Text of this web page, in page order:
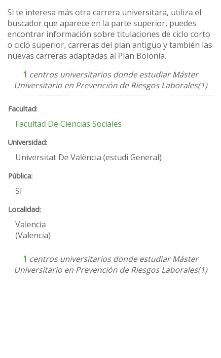
Si te interesa más otra carrera universitara, utiliza el
buscador que aparece en la parte superior, puedes
encontrar información sobre titulaciones de ciclo corto
o ciclo superior, carreras del plan antiguo y también las
nuevas carreras adaptadas al Plan Bolonia.
1 centros universitarios donde estudiar Máster
Universitario en Prevención de Riesgos Laborales(1)
Facultad De Ciencias Sociales
Universitat De València (estudi General)
Sí
Valencia
(Valencia)
1 centros universitarios donde estudiar Máster
Universitario en Prevención de Riesgos Laborales(1)